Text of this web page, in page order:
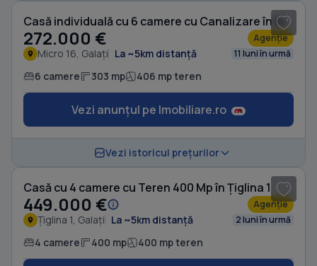
Casă individuală cu 6 camere cu Canalizare în Micro 16
272.000 € Agenție
Micro 16, Galați La ~5km distanță 11 luni în urmă
6 camere 303 mp 406 mp teren
Vezi anunțul pe Imobiliare.ro
Vezi istoricul prețurilor
Casă cu 4 camere cu Teren 400 Mp în Țiglina 1
449.000 € Agenție
Țiglina 1, Galați La ~5km distanță 2 luni în urmă
4 camere 400 mp 400 mp teren